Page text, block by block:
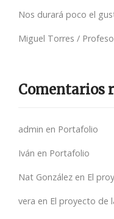
Nos durará poco el
Miguel Torres /
Comentarios
admin en Portafolio
Iván en Portafolio
Nat González en El
vera en El proyecto de